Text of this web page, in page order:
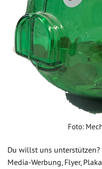
Foto:
Du willst uns
Media-Werbung, Flyer,